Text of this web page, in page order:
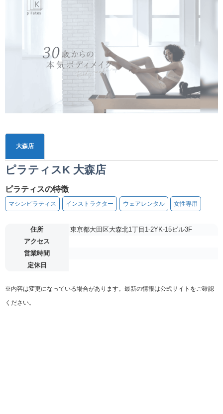
大森店
ピラティスK 大森店
ピラティスの特徴
マシンピラティス インストラクター ウェアレンタル 女性専用
住所
東京都大田区大森北1丁目1-2YK-15ビル3F
アクセス
営業時間
定休日
※内容は変更になっている場合があります。最新の情報は公式サイトをご確認
ください。